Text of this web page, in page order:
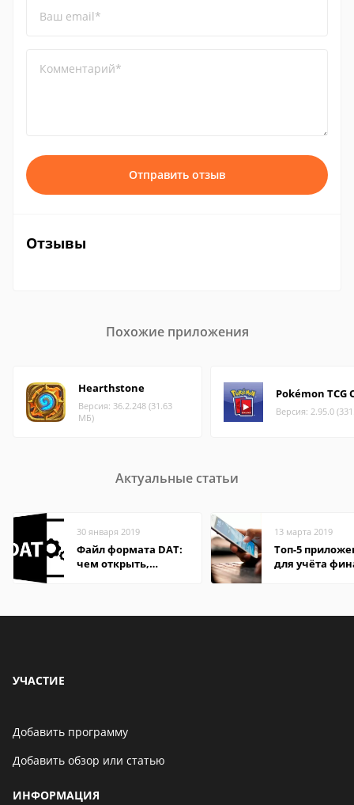
Ваш email*
Комментарий*
Отправить отзыв
Отзывы
Похожие приложения
Hearthstone
Версия: 36.2.248 (31.63
МБ)
Pokémon TCG
Версия: 2.95.0
Актуальные статьи
30 января 2019
Файл формата DAT:
чем открыть,
13 марта 2019
Топ-5
для учёта
УЧАСТИЕ
Добавить программу
Добавить обзор или статью
ИНФОРМАЦИЯ